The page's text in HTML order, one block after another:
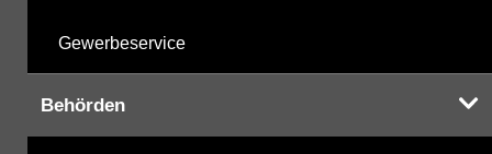
Gewerbeservice
Behörden